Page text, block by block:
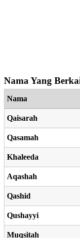
Nama Yang
Nama
Qaisarah
Qasamah
Khaleeda
Aqashah
Qashid
Qushayyi
Muqsitah